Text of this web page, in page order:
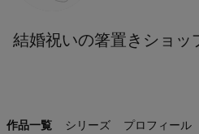
結婚祝いの箸置きショッ
作品一覧 シリーズ プロフィール